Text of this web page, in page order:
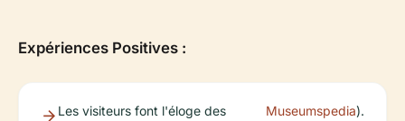
Expériences Positives :
Les visiteurs font l'éloge des
Museumspedia).